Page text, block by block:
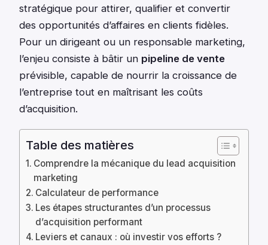
stratégique pour attirer, qualifier et convertir
des opportunités d’affaires en clients fidèles.
Pour un dirigeant ou un responsable marketing,
l’enjeu consiste à bâtir un pipeline de vente
prévisible, capable de nourrir la croissance de
l’entreprise tout en maîtrisant les coûts
d’acquisition.
Table des matières
Comprendre la mécanique du lead acquisition
marketing
Calculateur de performance
Les étapes structurantes d’un processus
d’acquisition performant
Leviers et canaux : où investir vos efforts ?